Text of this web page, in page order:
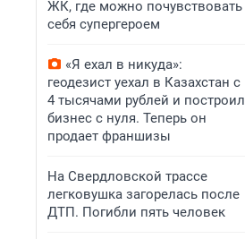
ЖК, где можно почувствовать
себя супергероем
«Я ехал в никуда»:
геодезист уехал в Казахстан с
4 тысячами рублей и построил
бизнес с нуля. Теперь он
продает франшизы
На Свердловской трассе
легковушка загорелась после
ДТП. Погибли пять человек